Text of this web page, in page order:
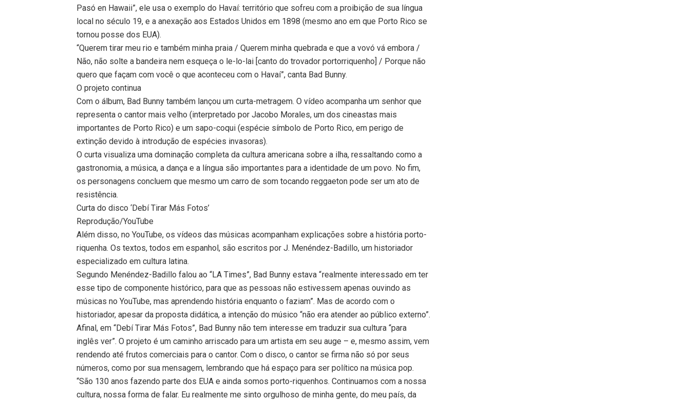
Pasó en Hawaii”, ele usa o exemplo do Havaí: território que sofreu com a proibição de sua língua
local no século 19, e a anexação aos Estados Unidos em 1898 (mesmo ano em que Porto Rico se
tornou posse dos EUA).
“Querem tirar meu rio e também minha praia / Querem minha quebrada e que a vovó vá embora /
Não, não solte a bandeira nem esqueça o le-lo-lai [canto do trovador portorriquenho] / Porque não
quero que façam com você o que aconteceu com o Havaí”, canta Bad Bunny.
O projeto continua
Com o álbum, Bad Bunny também lançou um curta-metragem. O vídeo acompanha um senhor que
representa o cantor mais velho (interpretado por Jacobo Morales, um dos cineastas mais
importantes de Porto Rico) e um sapo-coqui (espécie símbolo de Porto Rico, em perigo de
extinção devido à introdução de espécies invasoras).
O curta visualiza uma dominação completa da cultura americana sobre a ilha, ressaltando como a
gastronomia, a música, a dança e a língua são importantes para a identidade de um povo. No fim,
os personagens concluem que mesmo um carro de som tocando reggaeton pode ser um ato de
resistência.
Curta do disco ‘Debí Tirar Más Fotos’
Reprodução/YouTube
Além disso, no YouTube, os vídeos das músicas acompanham explicações sobre a história porto-
riquenha. Os textos, todos em espanhol, são escritos por J. Menéndez-Badillo, um historiador
especializado em cultura latina.
Segundo Menéndez-Badillo falou ao “LA Times”, Bad Bunny estava “ realmente interessado em ter
esse tipo de componente histórico, para que as pessoas não estivessem apenas ouvindo as
músicas no YouTube, mas aprendendo história enquanto o faziam”. Mas de acordo com o
historiador, apesar da proposta didática, a intenção do músico “não era atender ao público externo”.
Afinal, em “Debí Tirar Más Fotos”, Bad Bunny não tem interesse em traduzir sua cultura “para
inglês ver”. O projeto é um caminho arriscado para um artista em seu auge – e, mesmo assim, vem
rendendo até frutos comerciais para o cantor. Com o disco, o cantor se firma não só por seus
números, como por sua mensagem, lembrando que há espaço para ser político na música pop.
“São 130 anos fazendo parte dos EUA e ainda somos porto-riquenhos. Continuamos com a nossa
cultura, nossa forma de falar. Eu realmente me sinto orgulhoso de minha gente, do meu país, da